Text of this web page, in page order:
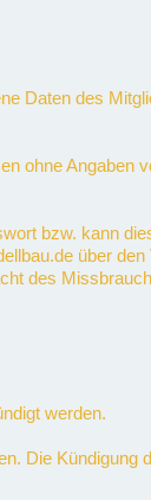
Daten des
ohne Angaben
bzw. kann
über den
des
werden.
Die Kündigung